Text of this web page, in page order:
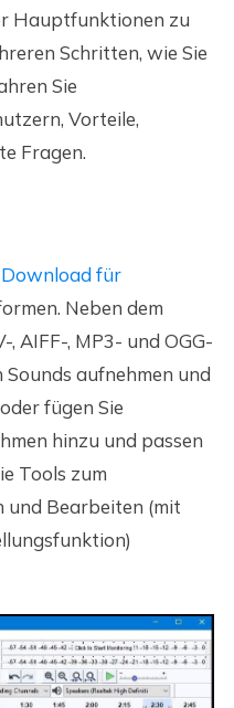
Hauptfunktionen zu
Schritten, wie Sie
Sie
Vorteile,
Fragen.
für
Neben dem
AIFF-, MP3- und OGG-
aufnehmen und
fügen Sie
hinzu und passen
Tools zum
und Bearbeiten (mit